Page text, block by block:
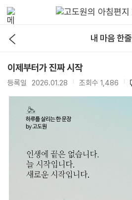
내 마음 한줄
이제부터가 진짜 시작
등록일 2026.01.28 조회수 1,486